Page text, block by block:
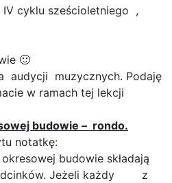
cyklu sześcioletniego ,
🙂
audycji muzycznych. Podaję
w ramach tej lekcji
budowie – rondo.
notatkę:
budowie składają
Jeżeli każdy z